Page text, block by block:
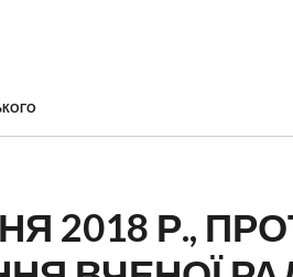
2018 Р.,